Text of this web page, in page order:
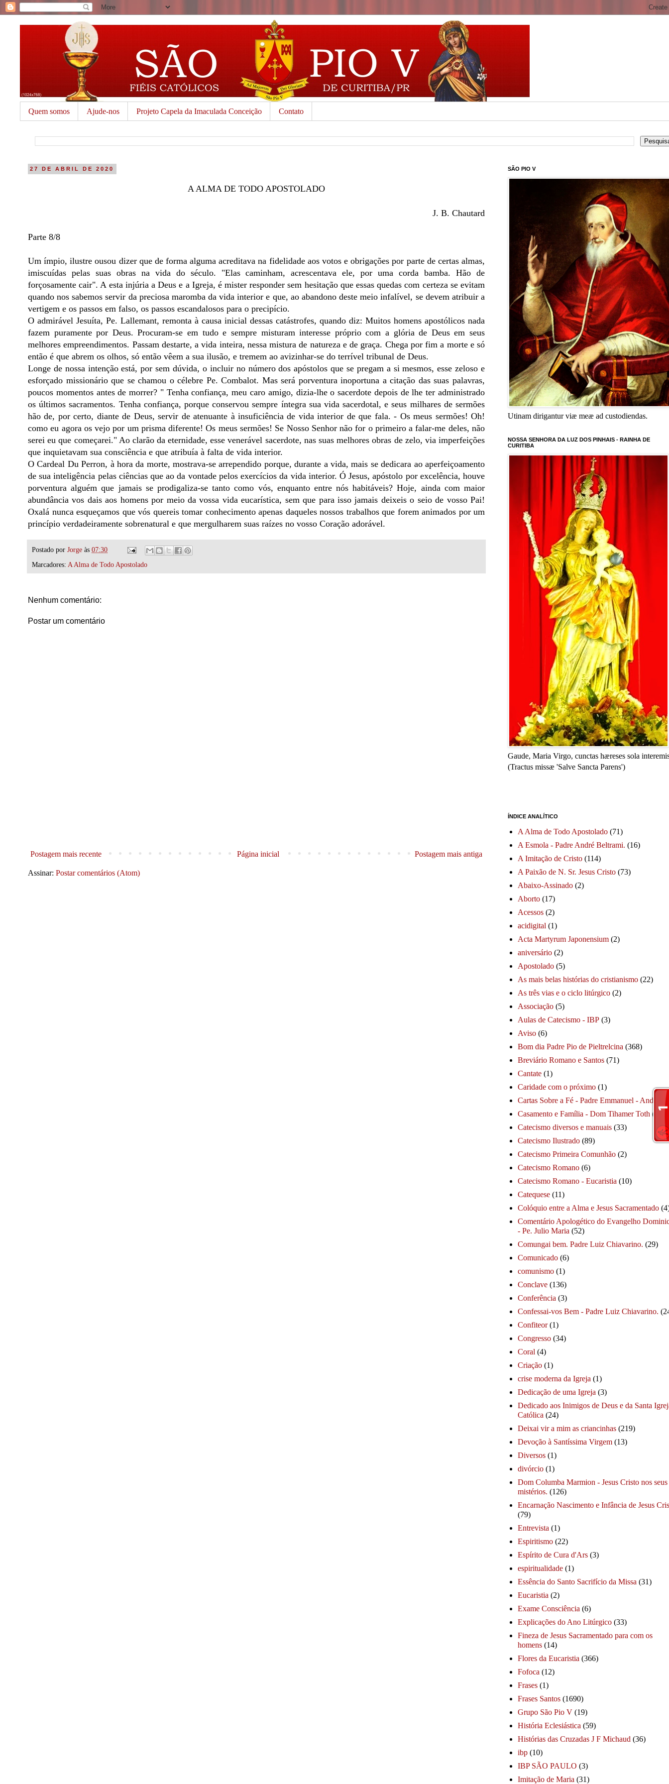
Quem somos Ajude-nos Projeto Capela da Imaculada Conceição Contato
27 DE ABRIL DE 2020
A ALMA DE TODO APOSTOLADO
J. B. Chautard
Parte 8/8
Um ímpio, ilustre ousou dizer que de forma alguma acreditava na fidelidade aos votos e obrigações por parte de certas almas,
imiscuídas pelas suas obras na vida do século. "Elas caminham, acrescentava ele, por uma corda bamba. Hão de
forçosamente cair". A esta injúria a Deus e a Igreja, é mister responder sem hesitação que essas quedas com certeza se evitam
quando nos sabemos servir da preciosa maromba da vida interior e que, ao abandono deste meio infalível, se devem atribuir a
vertigem e os passos em falso, os passos escandalosos para o precipício.
O admirável Jesuíta, Pe. Lallemant, remonta à causa inicial dessas catástrofes, quando diz: Muitos homens apostólicos nada
fazem puramente por Deus. Procuram-se em tudo e sempre misturam interesse próprio com a glória de Deus em seus
melhores empreendimentos. Passam destarte, a vida inteira, nessa mistura de natureza e de graça. Chega por fim a morte e só
então é que abrem os olhos, só então vêem a sua ilusão, e tremem ao avizinhar-se do terrível tribunal de Deus.
Longe de nossa intenção está, por sem dúvida, o incluir no número dos apóstolos que se pregam a si mesmos, esse zeloso e
esforçado missionário que se chamou o célebre Pe. Combalot. Mas será porventura inoportuna a citação das suas palavras,
poucos momentos antes de morrer? " Tenha confiança, meu caro amigo, dizia-lhe o sacerdote depois de lhe ter administrado
os últimos sacramentos. Tenha confiança, porque conservou sempre íntegra sua vida sacerdotal, e seus milhares de sermões
hão de, por certo, diante de Deus, servir de atenuante à insuficiência de vida interior de que fala. - Os meus sermões! Oh!
como eu agora os vejo por um prisma diferente! Os meus sermões! Se Nosso Senhor não for o primeiro a falar-me deles, não
serei eu que começarei." Ao clarão da eternidade, esse venerável sacerdote, nas suas melhores obras de zelo, via imperfeições
que inquietavam sua consciência e que atribuía à falta de vida interior.
O Cardeal Du Perron, à hora da morte, mostrava-se arrependido porque, durante a vida, mais se dedicara ao aperfeiçoamento
de sua inteligência pelas ciências que ao da vontade pelos exercícios da vida interior. Ó Jesus, apóstolo por excelência, houve
porventura alguém que jamais se prodigaliza-se tanto como vós, enquanto entre nós habitáveis? Hoje, ainda com maior
abundância vos dais aos homens por meio da vossa vida eucarística, sem que para isso jamais deixeis o seio de vosso Pai!
Oxalá nunca esqueçamos que vós quereis tomar conhecimento apenas daqueles nossos trabalhos que forem animados por um
princípio verdadeiramente sobrenatural e que mergulharem suas raízes no vosso Coração adorável.
Postado por Jorge às 07:30
Marcadores: A Alma de Todo Apostolado
Nenhum comentário:
Postar um comentário
Postagem mais recente Postagem mais antiga
Página inicial
Assinar: Postar comentários (Atom)
SÃO PIO V
Utinam dirigantur viæ meæ ad custodiendas.
NOSSA SENHORA DA LUZ DOS PINHAIS - RAINHA DE
CURITIBA
Gaude, Maria Virgo, cunctas hæreses sola
(Tractus missæ 'Salve Sancta Parens')
ÍNDICE ANALÍTICO
A Alma de Todo Apostolado (71)
A Esmola - Padre André Beltrami. (16)
A Imitação de Cristo (114)
A Paixão de N. Sr. Jesus Cristo (73)
Abaixo-Assinado (2)
Aborto (17)
Acessos (2)
acidigital (1)
Acta Martyrum Japonensium (2)
aniversário (2)
Apostolado (5)
As mais belas histórias do cristianismo (22)
As três vias e o ciclo litúrgico (2)
Associação (5)
Aulas de Catecismo - IBP (3)
Aviso (6)
Bom dia Padre Pio de Pieltrelcina (368)
Breviário Romano e Santos (71)
Cantate (1)
Caridade com o próximo (1)
Cartas Sobre a Fé - Padre Emmanuel - André
Casamento e Família - Dom Tihamer Toth (115)
Catecismo diversos e manuais (33)
Catecismo Ilustrado (89)
Catecismo Primeira Comunhão (2)
Catecismo Romano (6)
Catecismo Romano - Eucaristia (10)
Catequese (11)
Colóquio entre a Alma e Jesus Sacramentado
Comentário Apologético do Evangelho
- Pe. Julio Maria (52)
Comungai bem. Padre Luiz Chiavarino. (29)
Comunicado (6)
comunismo (1)
Conclave (136)
Conferência (3)
Confessai-vos Bem - Padre Luiz Chiavarino.
Confiteor (1)
Congresso (34)
Coral (4)
Criação (1)
crise moderna da Igreja (1)
Dedicação de uma Igreja (3)
Dedicado aos Inimigos de Deus e da Santa
Católica (24)
Deixai vir a mim as criancinhas (219)
Devoção à Santíssima Virgem (13)
Diversos (1)
divórcio (1)
Dom Columba Marmion - Jesus Cristo nos seus
mistérios. (126)
Encarnação Nascimento e Infância de Jesus
(79)
Entrevista (1)
Espiritismo (22)
Espírito de Cura d'Ars (3)
espiritualidade (1)
Essência do Santo Sacrifício da Missa (31)
Eucaristia (2)
Exame Consciência (6)
Explicações do Ano Litúrgico (33)
Fineza de Jesus Sacramentado para com os
homens (14)
Flores da Eucaristia (366)
Fofoca (12)
Frases (1)
Frases Santos (1690)
Grupo São Pio V (19)
História Eclesiástica (59)
Histórias das Cruzadas J F Michaud (36)
ibp (10)
IBP SÃO PAULO (3)
Imitação de Maria (31)